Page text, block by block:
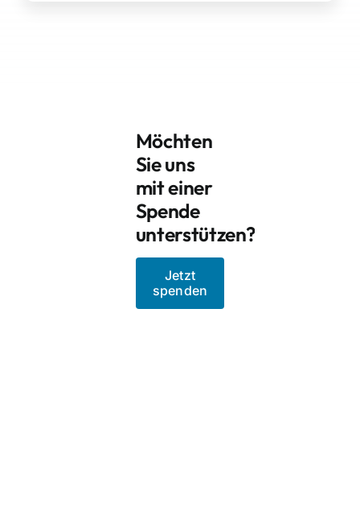
Möchten
Sie uns
mit einer
Spende
unterstützen?
Jetzt
spenden